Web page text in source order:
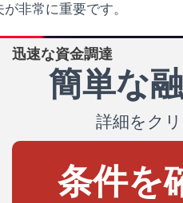
が非常に重要です。
迅速な資金調達
簡単な
詳細をク
条件を